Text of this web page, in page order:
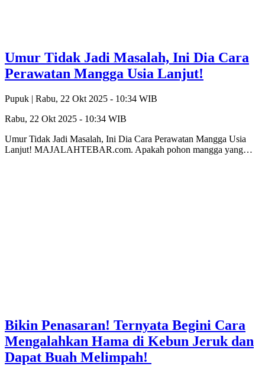
Umur Tidak Jadi Masalah, Ini Dia Cara
Perawatan Mangga Usia Lanjut!
Pupuk | Rabu, 22 Okt 2025 - 10:34 WIB
Rabu, 22 Okt 2025 - 10:34 WIB
Umur Tidak Jadi Masalah, Ini Dia Cara Perawatan Mangga Usia
Lanjut! MAJALAHTEBAR.com. Apakah pohon mangga yang…
Bikin Penasaran! Ternyata Begini Cara
Mengalahkan Hama di Kebun Jeruk dan
Dapat Buah Melimpah!